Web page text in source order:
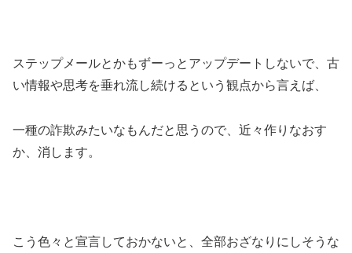
ステップメールとかもずーっとアップデートしないで、古
い情報や思考を垂れ流し続けるという観点から言えば、
一種の詐欺みたいなもんだと思うので、近々作りなおす
か、消します。
こう色々と宣言しておかないと、全部おざなりにしそうな